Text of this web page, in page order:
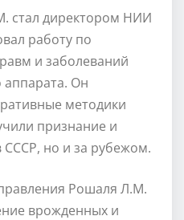
стал директором НИИ
работу по
и заболеваний
аппарата. Он
методики
признание и
СССР, но и за рубежом.
Рошаля Л.М.
врожденных и